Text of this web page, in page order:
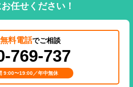
任せください！
無料電話でご相談
769-737
9:00〜19:00／年中無休